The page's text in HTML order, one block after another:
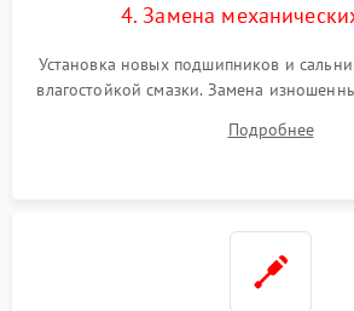
4. Замена
Установка новых подшипников и
влагостойкой смазки. Замена
или поврежденной резиновой
Подробнее